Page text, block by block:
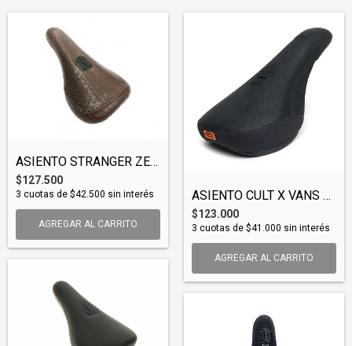
ASIENTO STRANGER ZEFARIA SLIM PIVOTAL (S...
$127.500
3 cuotas de $42.500 sin interés
AGREGAR AL CARRITO
ASIENTO CULT X VANS OLD SCHOOL (SEACUL01...
$123.000
3 cuotas de $41.000 sin interés
AGREGAR AL CARRITO